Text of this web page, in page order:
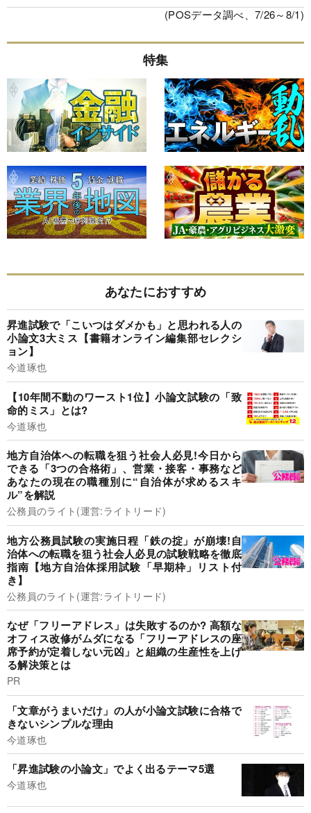
(POSデータ調べ、7/26～8/1)
特集
あなたにおすすめ
昇進試験で「こいつはダメかも」と思われる人の
小論文3大ミス【書籍オンライン編集部セレクシ
ョン】
今道琢也
【10年間不動のワースト1位】小論文試験の「致
命的ミス」とは?
今道琢也
地方自治体への転職を狙う社会人必見!今日から
できる「3つの合格術」、営業・接客・事務など
あなたの現在の職種別に“自治体が求めるスキ
ル”を解説
公務員のライト(運営:ライトリード)
地方公務員試験の実施日程「鉄の掟」が崩壊!自
治体への転職を狙う社会人必見の試験戦略を徹底
指南【地方自治体採用試験「早期枠」リスト付
き】
公務員のライト(運営:ライトリード)
なぜ「フリーアドレス」は失敗するのか? 高額な
オフィス改修がムダになる「フリーアドレスの座
席予約が定着しない元凶」と組織の生産性を上げ
る解決策とは
PR
「文章がうまいだけ」の人が小論文試験に合格で
きないシンプルな理由
今道琢也
「昇進試験の小論文」でよく出るテーマ5選
今道琢也